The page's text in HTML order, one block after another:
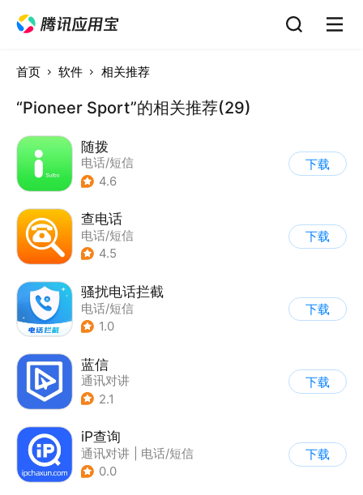
首页 软件 相关推荐
“Pioneer Sport”的相关推荐(29)
随拨
电话/短信
4.6
下载
查电话
电话/短信
4.5
下载
骚扰电话拦截
电话/短信
1.0
下载
蓝信
通讯对讲
2.1
下载
iP查询
通讯对讲
电话/短信
0.0
下载